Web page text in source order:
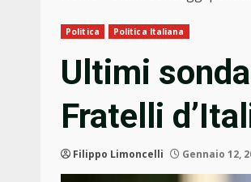
Politica Politica Italiana
Ultimi
Fratelli
Filippo Limoncelli Gennaio 12,